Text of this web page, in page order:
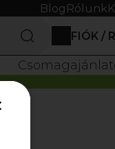
Blog Rólunk
FIÓK /